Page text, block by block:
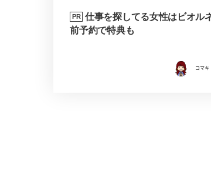
PR
仕事を探してる女性はビオル
前予約で特典も
コマキ